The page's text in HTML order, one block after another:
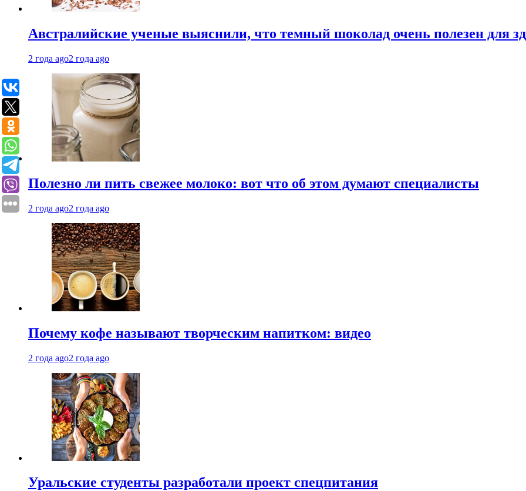
Австралийские ученые выяснили, что темный шоколад очень полезен для
2 года ago2 года ago
Полезно ли пить свежее молоко: вот что об этом думают специалисты
2 года ago2 года ago
Почему кофе называют творческим напитком: видео
2 года ago2 года ago
Уральские студенты разработали проект спецпитания